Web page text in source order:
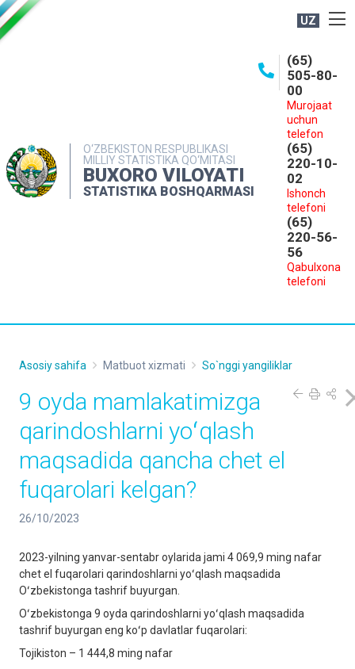
UZ
O‘ZBEKISTON RESPUBLIKASI
MILLIY STATISTIKA QO‘MITASI
BUXORO VILOYATI
STATISTIKA BOSHQARMASI
(65)
505-80-
00
Murojaat
uchun
telefon
(65)
220-10-
02
Ishonch
telefoni
(65)
220-56-
56
Qabulxona
telefoni
MATBUOT XIZMATI
MUROJAATLAR
Asosiy sahifa Matbuot xizmati So`nggi yangiliklar
9 oyda mamlakatimizga
qarindoshlarni yoʻqlash
maqsadida qancha chet el
fuqarolari kelgan?
26/10/2023
2023-yilning yanvar-sentabr oylarida jami 4 069,9 ming nafar
chet el fuqarolari qarindoshlarni yoʻqlash maqsadida
Oʻzbekistonga tashrif buyurgan.
Oʻzbekistonga 9 oyda qarindoshlarni yoʻqlash maqsadida
tashrif buyurgan eng koʻp davlatlar fuqarolari:
Tojikiston – 1 444,8 ming nafar